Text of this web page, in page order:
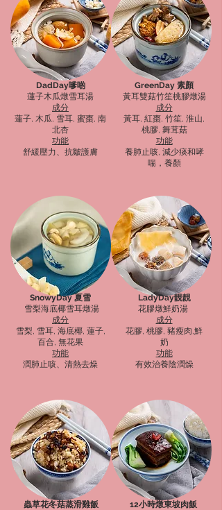
DadDay嗲啲
蓮子木瓜燉雪耳湯
成分
蓮子, 木瓜, 雪耳, 蜜棗, 南
北杏
功能
舒緩壓力、抗皺護膚
GreenDay 素顏
黃耳雙菇竹笙桃膠燉湯
成分
黃耳, 紅棗, 竹笙, 淮山,
桃膠, 舞茸菇
功能
養肺止咳, 減少痰和哮
喘，養顏
SnowyDay 夏雪
雪梨海底椰雪耳燉湯
成分
雪梨, 雪耳, 海底椰, 蓮子,
百合, 無花果
功能
潤肺止咳、清熱去燥
LadyDay靚靚
花膠燉鮮奶湯
成分
花膠, 桃膠, 豬瘦肉,鮮
奶
功能
有效治養陰潤燥
蟲草花冬菇蒸滑雞飯 12小時燉東坡肉飯